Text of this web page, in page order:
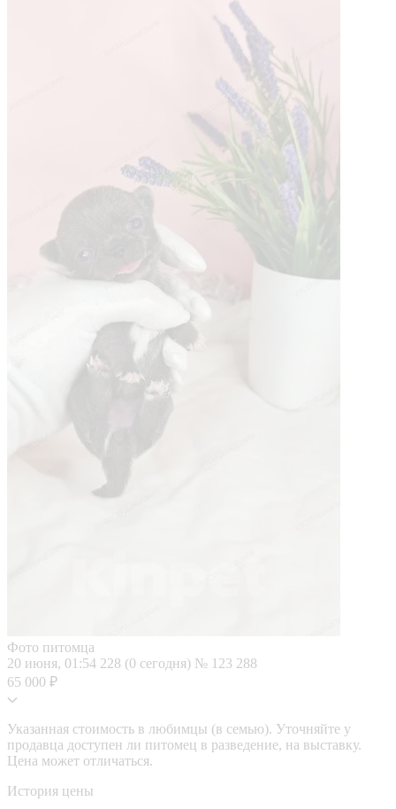
Фото питомца
20 июня, 01:54 228 (0 сегодня) № 123 288
65 000 ₽
Указанная стоимость в любимцы (в семью). Уточняйте у
продавца доступен ли питомец в разведение, на выставку.
Цена может отличаться.
История цены